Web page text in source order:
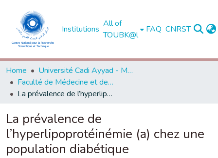
Institutions
All of
TOUBK@l
FAQ CNRST
Home
Université Cadi Ayyad - Marrakech
Faculté de Médecine et de Pharmacie - Marrakech
La prévalence de l’hyperlipoprotéinémie (a) chez une population diabétique
La prévalence de
l’hyperlipoprotéinémie (a) chez une
population diabétique